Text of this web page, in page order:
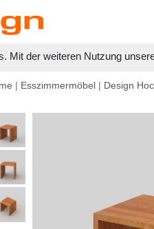
Mit der weiteren Nutzung
| Esszimmermöbel | Design